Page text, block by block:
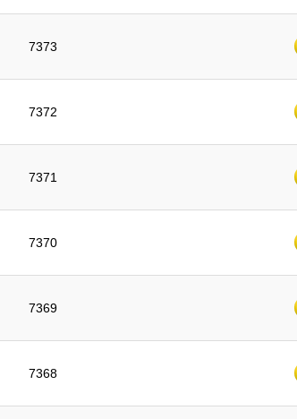
7373
7372
7371
7370
7369
7368